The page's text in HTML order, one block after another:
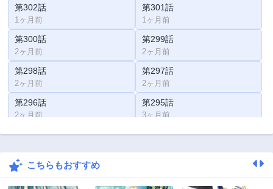
第302話
1ヶ月前
第301話
1ヶ月前
第300話
2ヶ月前
第299話
2ヶ月前
第298話
2ヶ月前
第297話
2ヶ月前
第296話
2ヶ月前
第295話
3ヶ月前
第294話 第293話
第292話
こちらもおすすめ